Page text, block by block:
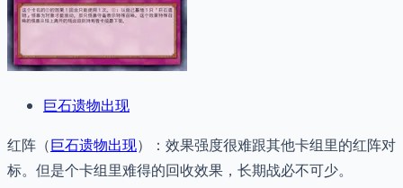
巨石遗物出现
红阵（巨石遗物出现）：效果强度很难跟其他卡组里的红阵对
标。但是个卡组里难得的回收效果，长期战必不可少。